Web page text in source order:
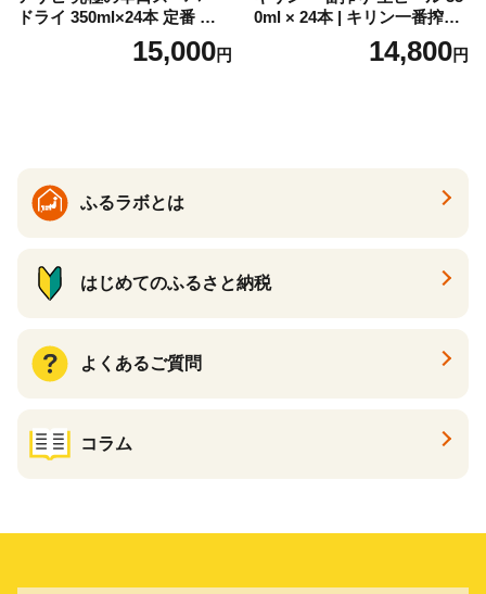
ドライ 350ml×24本 定番 ビー
ル 缶ビール 酒 お酒 アルコー
15,000円
0ml × 24本 | キリン一番搾り
キリンビール 一番搾り ビー
ル 24缶 きりんいちばんしぼ
14,800円
ふるラボとは
はじめてのふるさと納税
よくあるご質問
コラム